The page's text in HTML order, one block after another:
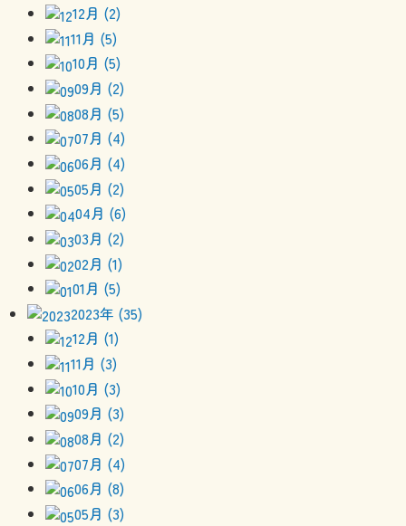
12月 (2)
11月 (5)
10月 (5)
09月 (2)
08月 (5)
07月 (4)
06月 (4)
05月 (2)
04月 (6)
03月 (2)
02月 (1)
01月 (5)
2023年 (35)
12月 (1)
11月 (3)
10月 (3)
09月 (3)
08月 (2)
07月 (4)
06月 (8)
05月 (3)